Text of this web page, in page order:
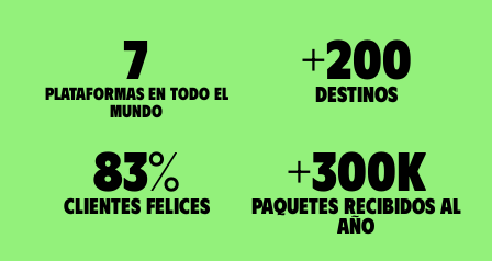
7
Plataformas en todo el
mundo
+200
Destinos
83%
Clientes felices
+300K
paquetes recibidos al
año